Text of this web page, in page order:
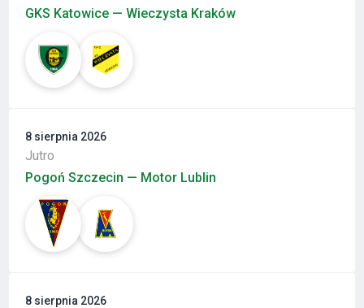
GKS Katowice — Wieczysta Kraków
8 sierpnia 2026
Jutro
Pogoń Szczecin — Motor Lublin
8 sierpnia 2026